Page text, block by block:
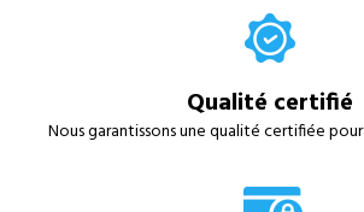
Qualité certifié
Nous garantissons une qualité certifiée